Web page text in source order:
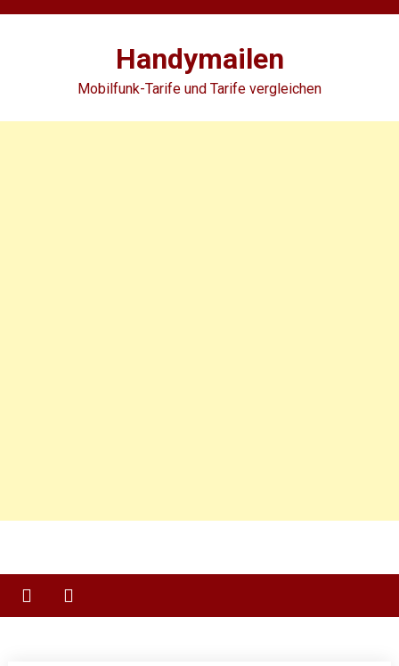
Handymailen
Mobilfunk-Tarife und Tarife vergleichen